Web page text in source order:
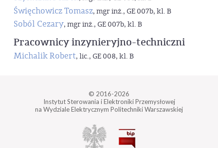
Święchowicz Tomasz, mgr inż., GE 007b, kl. B
Soból Cezary, mgr inż., GE 007b, kl. B
Pracownicy inzynieryjno-techniczni
Michalik Robert, lic., GE 008, kl. B
© 2016-2026
Instytut Sterowania i Elektroniki Przemysłowej
na Wydziale Elektrycznym Politechniki Warszawskiej